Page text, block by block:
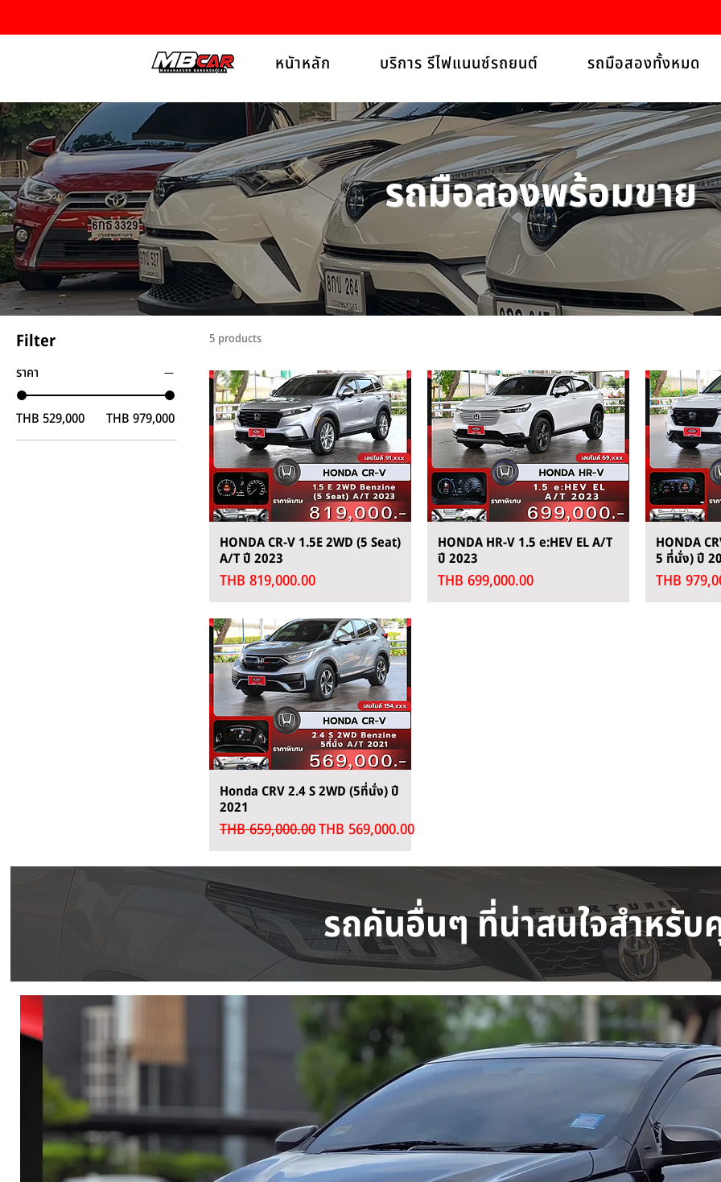
หนัาหลัก บริการ รีไฟแนนซ์รถยนต์ รถมือสองทั้งหมด
รถมือสองพร้อมขาย
Filter
ราคา
THB 529,000 THB 979,000
5 products
HONDA CR-V 1.5E 2WD (5 Seat)
A/T ปี 2023
Price
THB 819,000.00
HONDA HR-V 1.5 e:HEV EL A/T
ปี 2023
Price
THB 699,000.00
HONDA
5 ที่นั่ง) ปี
Price
THB
Honda CRV 2.4 S 2WD (5ที่นั่ง) ปี
2021
Regular Price
THB 659,000.00Sale Price
THB 569,000.00
รถคันอื่นๆ ที่น่าสนใจสำหรั